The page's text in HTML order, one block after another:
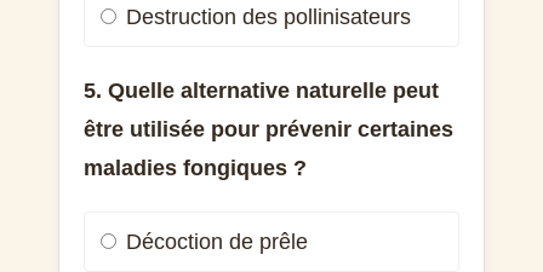
Destruction des pollinisateurs
5. Quelle alternative naturelle peut
être utilisée pour prévenir certaines
maladies fongiques ?
Décoction de prêle